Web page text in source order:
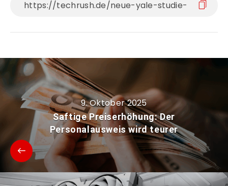
9. Oktober 2025
Saftige Preiserhöhung: Der
Personalausweis wird teurer